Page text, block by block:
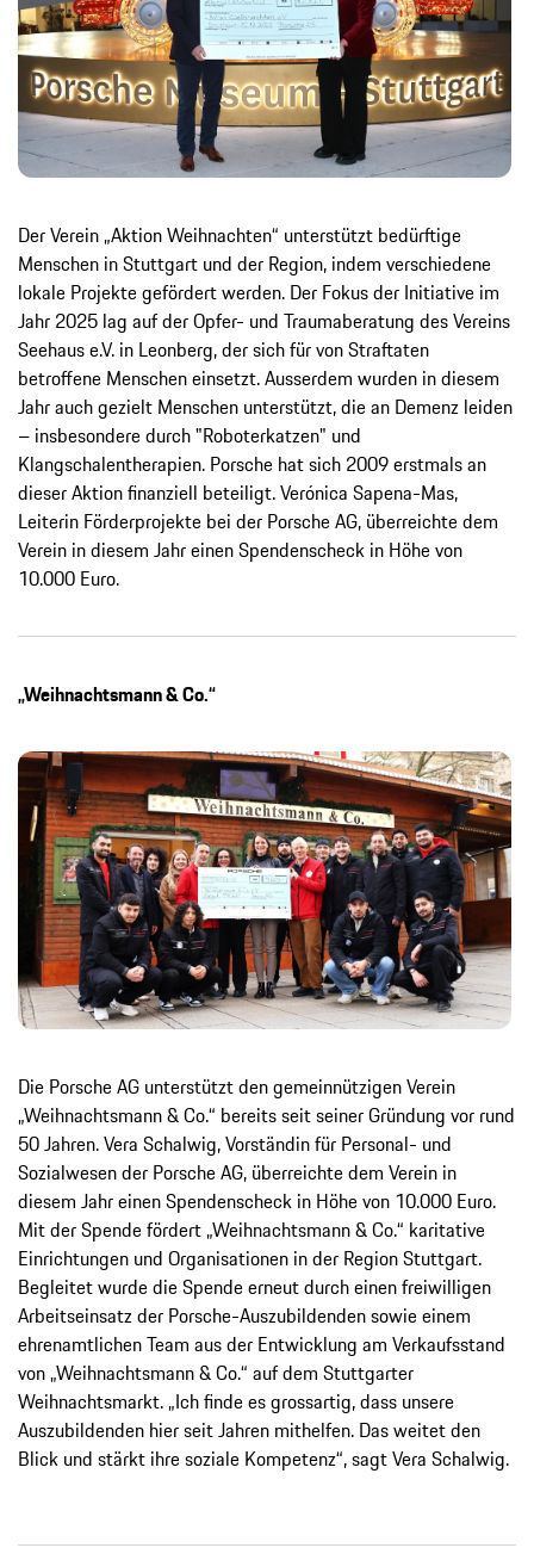
Der Verein „Aktion Weihnachten“ unterstützt bedürftige
Menschen in Stuttgart und der Region, indem verschiedene
lokale Projekte gefördert werden. Der Fokus der Initiative im
Jahr 2025 lag auf der Opfer- und Traumaberatung des Vereins
Seehaus e.V. in Leonberg, der sich für von Straftaten
betroffene Menschen einsetzt. Ausserdem wurden in diesem
Jahr auch gezielt Menschen unterstützt, die an Demenz leiden
– insbesondere durch "Roboterkatzen" und
Klangschalentherapien. Porsche hat sich 2009 erstmals an
dieser Aktion finanziell beteiligt. Verónica Sapena-Mas,
Leiterin Förderprojekte bei der Porsche AG, überreichte dem
Verein in diesem Jahr einen Spendenscheck in Höhe von
10.000 Euro.
„Weihnachtsmann & Co.“
Die Porsche AG unterstützt den gemeinnützigen Verein
„Weihnachtsmann & Co.“ bereits seit seiner Gründung vor rund
50 Jahren. Vera Schalwig, Vorständin für Personal- und
Sozialwesen der Porsche AG, überreichte dem Verein in
diesem Jahr einen Spendenscheck in Höhe von 10.000 Euro.
Mit der Spende fördert „Weihnachtsmann & Co.“ karitative
Einrichtungen und Organisationen in der Region Stuttgart.
Begleitet wurde die Spende erneut durch einen freiwilligen
Arbeitseinsatz der Porsche-Auszubildenden sowie einem
ehrenamtlichen Team aus der Entwicklung am Verkaufsstand
von „Weihnachtsmann & Co.“ auf dem Stuttgarter
Weihnachtsmarkt. „Ich finde es grossartig, dass unsere
Auszubildenden hier seit Jahren mithelfen. Das weitet den
Blick und stärkt ihre soziale Kompetenz“, sagt Vera Schalwig.